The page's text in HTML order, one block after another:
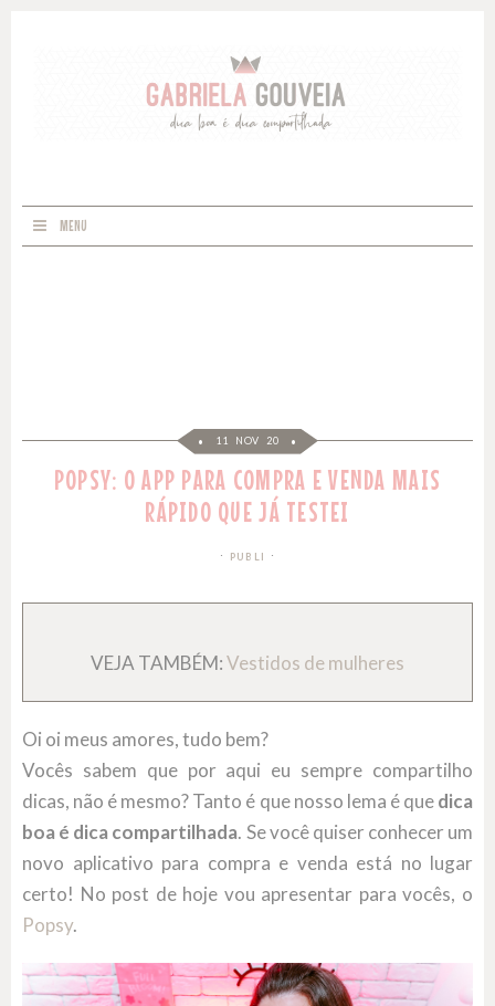
MENU
11 NOV 20
POPSY: O APP PARA COMPRA E VENDA MAIS
RÁPIDO QUE JÁ TESTEI
PUBLI
VEJA TAMBÉM:Vestidos de mulheres
Oi oi meus amores, tudo bem?
Vocês sabem que por aqui eu sempre compartilho
dicas, não é mesmo? Tanto é que nosso lema é quedica
boa é dica compartilhada. Se você quiser conhecer um
novo aplicativo para compra e venda está no lugar
certo! No post de hoje vou apresentar para vocês, o
Popsy.